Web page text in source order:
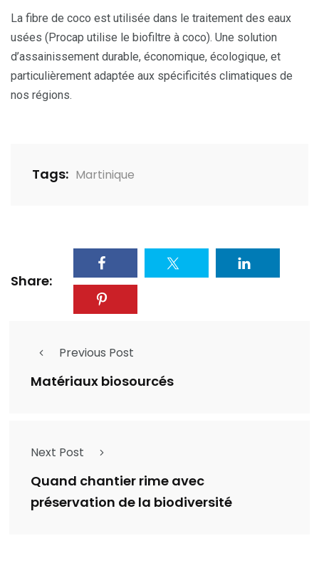
La fibre de coco est utilisée dans le traitement des eaux
usées (Procap utilise le biofiltre à coco). Une solution
d’assainissement durable, économique, écologique, et
particulièrement adaptée aux spécificités climatiques de
nos régions.
Tags: Martinique
Share:
Previous Post
Matériaux biosourcés
Next Post
Quand chantier rime avec
préservation de la biodiversité